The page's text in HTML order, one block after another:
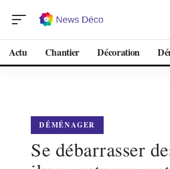
Actu Chantier Décoration
DÉMÉNAGER
Se débarrasser